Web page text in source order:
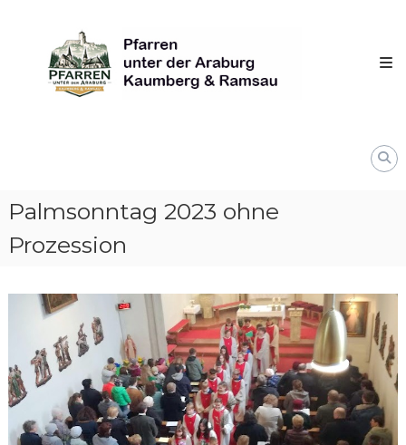
content
unter
derAraburg
Kaumberg
Palmsonntag 2023 ohne
Prozession